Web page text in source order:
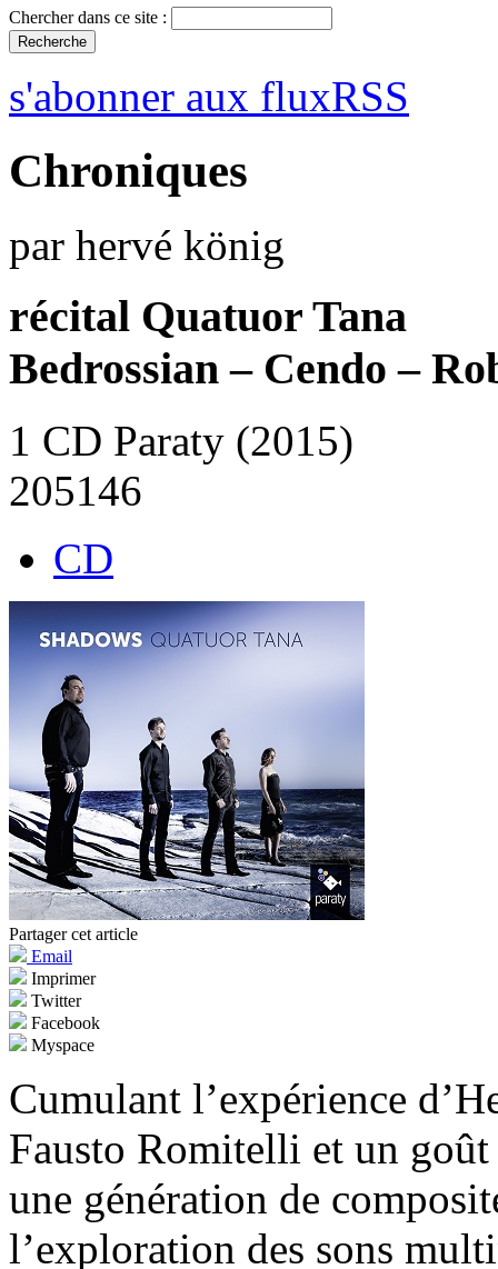
Chercher dans ce site :
s'abonner aux fluxRSS
Chroniques
par hervé könig
récital Quatuor Tana
Bedrossian – Cendo –
1 CD Paraty (2015)
205146
CD
Partager cet article
Email
Imprimer
Twitter
Facebook
Myspace
Cumulant l’expérience
Fausto Romitelli et un
une génération de
l’exploration des sons